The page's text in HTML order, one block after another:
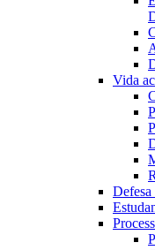
Vida